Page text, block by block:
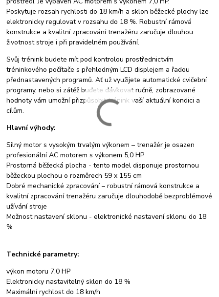
Poskytuje rozsah rychlosti do 18 km/h a sklon běžecké plochy lze
elektronicky regulovat v rozsahu do 18 %. Robustní rámová
konstrukce a kvalitní zpracování trenažéru zaručuje dlouhou
životnost stroje i při pravidelném používání.
Svůj trénink budete mít pod kontrolou prostřednictvím
tréninkového počítače s přehledným LCD displejem a řadou
přednastavených programů. Ať už využijete automatické cvičební
programy, nebo si zátěž budete dávkovat ručně, zobrazované
hodnoty vám umožní přizpůsobit trénink vaší aktuální kondici a
cílům.
Hlavní výhody:
Silný motor s vysokým trvalým výkonem – trenažér je osazen
profesionální AC motorem s výkonem 5,0 HP
Prostorná běžecká plocha - tento model disponuje prostornou
běžeckou plochou o rozměrech 59 x 155 cm
Dobré mechanické zpracování – robustní rámová konstrukce a
kvalitní zpracování trenažéru zaručuje dlouhodobě bezproblémové
užívání stroje
Možnost nastavení sklonu - elektronické nastavení sklonu do 18
%
Technické parametry:
výkon motoru 7,0 HP
Elektronicky nastavitelný sklon do 18 %
Maximální rychlost do 18 km/h